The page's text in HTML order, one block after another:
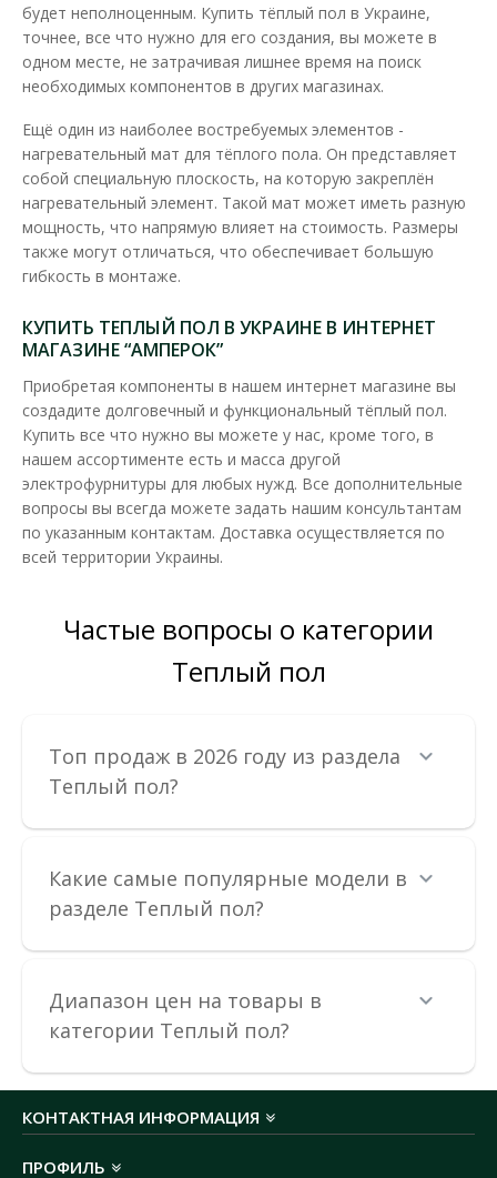
Нагревающая инфракрасная пленка Ratey SH (T) 1
м 220 Вт/м
Доступность: В наличии
обустроить тёплый пол в квартире, в частном доме, в о..
431.43 грн
В КОРЗИНУ
В сравнения
2,0 м²
Доступность: В наличии
3 299.97 грн
В КОРЗИНУ
будет неполноценным. Купить тёплый пол в Украине,
точнее, все что нужно для его создания, вы можете в
одном месте, не затрачивая лишнее время на поиск
необходимых компонентов в других магазинах.
Ещё один из наиболее востребуемых элементов -
нагревательный мат для тёплого пола. Он представляет
собой специальную плоскость, на которую закреплён
нагревательный элемент. Такой мат может иметь разную
мощность, что напрямую влияет на стоимость. Размеры
также могут отличаться, что обеспечивает большую
гибкость в монтаже.
КУПИТЬ ТЕПЛЫЙ ПОЛ В УКРАИНЕ В ИНТЕРНЕТ
МАГАЗИНЕ “АМПЕРОК”
Приобретая компоненты в нашем интернет магазине вы
создадите долговечный и функциональный тёплый пол.
Купить все что нужно вы можете у нас, кроме того, в
нашем ассортименте есть и масса другой
электрофурнитуры для любых нужд. Все дополнительные
вопросы вы всегда можете задать нашим консультантам
по указанным контактам. Доставка осуществляется по
всей территории Украины.
Частые вопросы о категории
Теплый пол
Топ продаж в 2026 году из раздела
Теплый пол?
Какие самые популярные модели в
разделе Теплый пол?
Диапазон цен на товары в
категории Теплый пол?
КОНТАКТНАЯ ИНФОРМАЦИЯ
ПРОФИЛЬ